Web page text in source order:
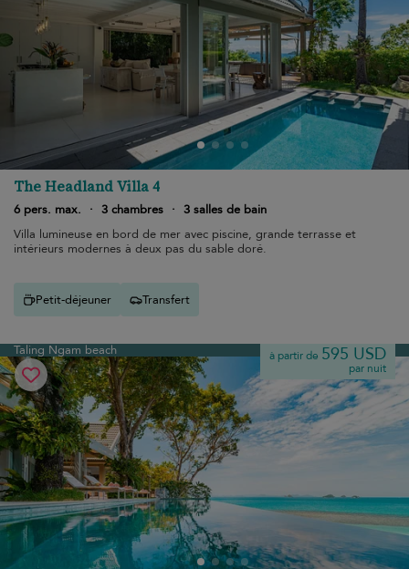
The Headland Villa 4
6 pers. max. · 3 chambres · 3 salles de bain
Villa lumineuse en bord de mer avec piscine, grande terrasse et
intérieurs modernes à deux pas du sable doré.
Petit-déjeuner Transfert
Taling Ngam beach à partir de 595 USD
par nuit